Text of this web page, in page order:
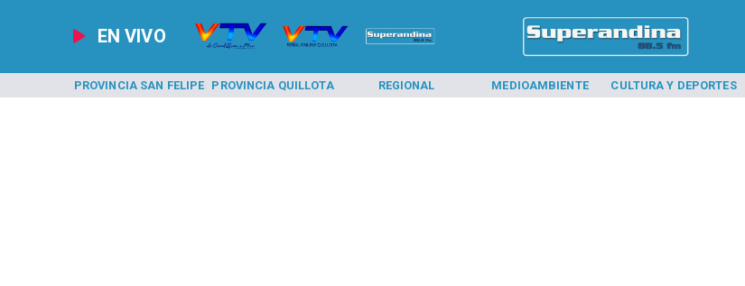
EN VIVO
PROVINCIA SAN FELIPE PROVINCIA QUILLOTA REGIONAL MEDIOAMBIENTE CULTURA Y DEPORTES